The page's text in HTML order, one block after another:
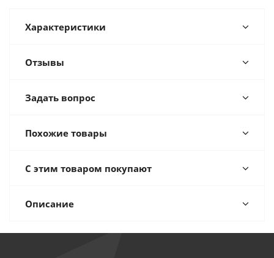
Характеристики
Отзывы
Задать вопрос
Похожие товары
С этим товаром покупают
Описание